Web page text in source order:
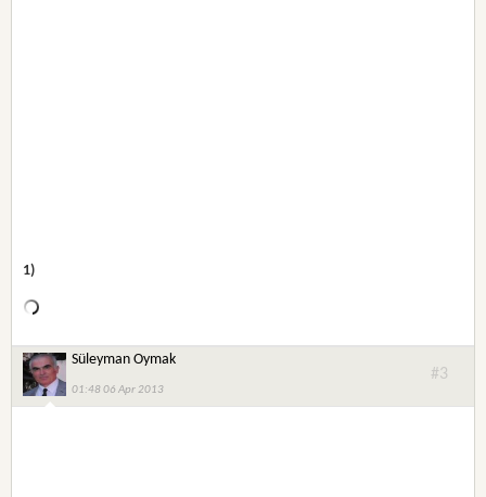
1)
Süleyman Oymak
01:48 06 Apr 2013
#3